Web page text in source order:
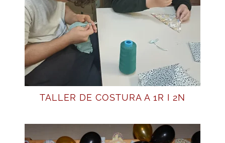
TALLER DE COSTURA A 1R I 2N